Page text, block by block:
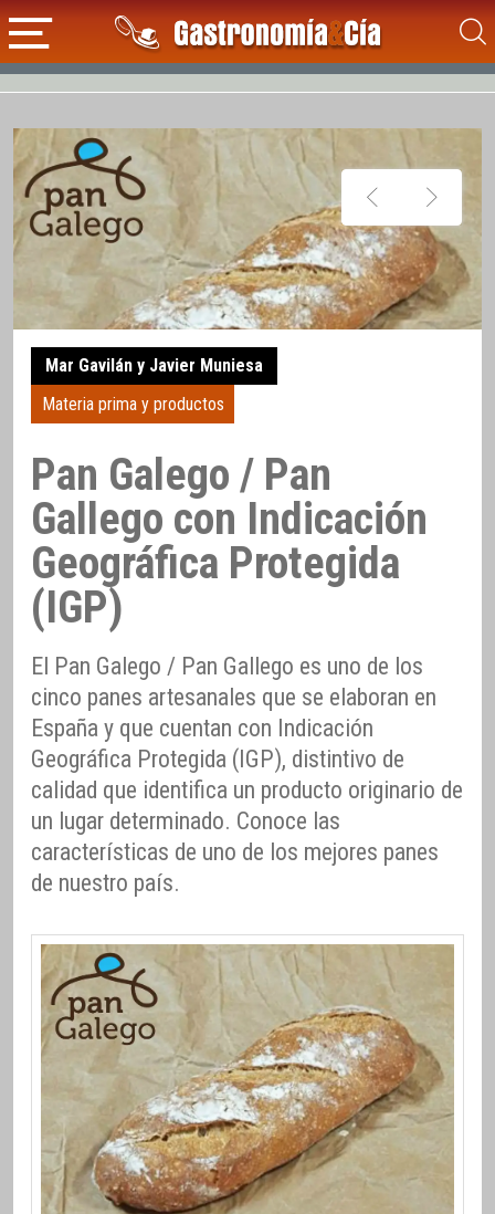
Mar Gavilán y Javier Muniesa
Materia prima y productos
Pan Galego / Pan
Gallego con Indicación
Geográfica Protegida
(IGP)
El Pan Galego / Pan Gallego es uno de los
cinco panes artesanales que se elaboran en
España y que cuentan con Indicación
Geográfica Protegida (IGP), distintivo de
calidad que identifica un producto originario de
un lugar determinado. Conoce las
características de uno de los mejores panes
de nuestro país.